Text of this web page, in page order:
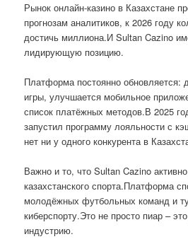
Рынок онлайн-казино в Казахстане
прогнозам аналитиков, к 2026 году
достичь миллиона.И Sultan Cazino
лидирующую позицию.
Платформа постоянно обновляется:
игры, улучшается мобильное
список платёжных методов.В 2025
запустил программу лояльности с
нет ни у одного конкурента в
Важно и то, что Sultan Cazino
казахстанского спорта.Платформа
молодёжных футбольных команд и
киберспорту.Это не просто пиар –
индустрию.